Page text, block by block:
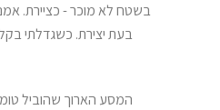
בשטח לא מוכר - כציירת.
בעת יצירת. כשגדלתי
המסע הארוך שהוביל